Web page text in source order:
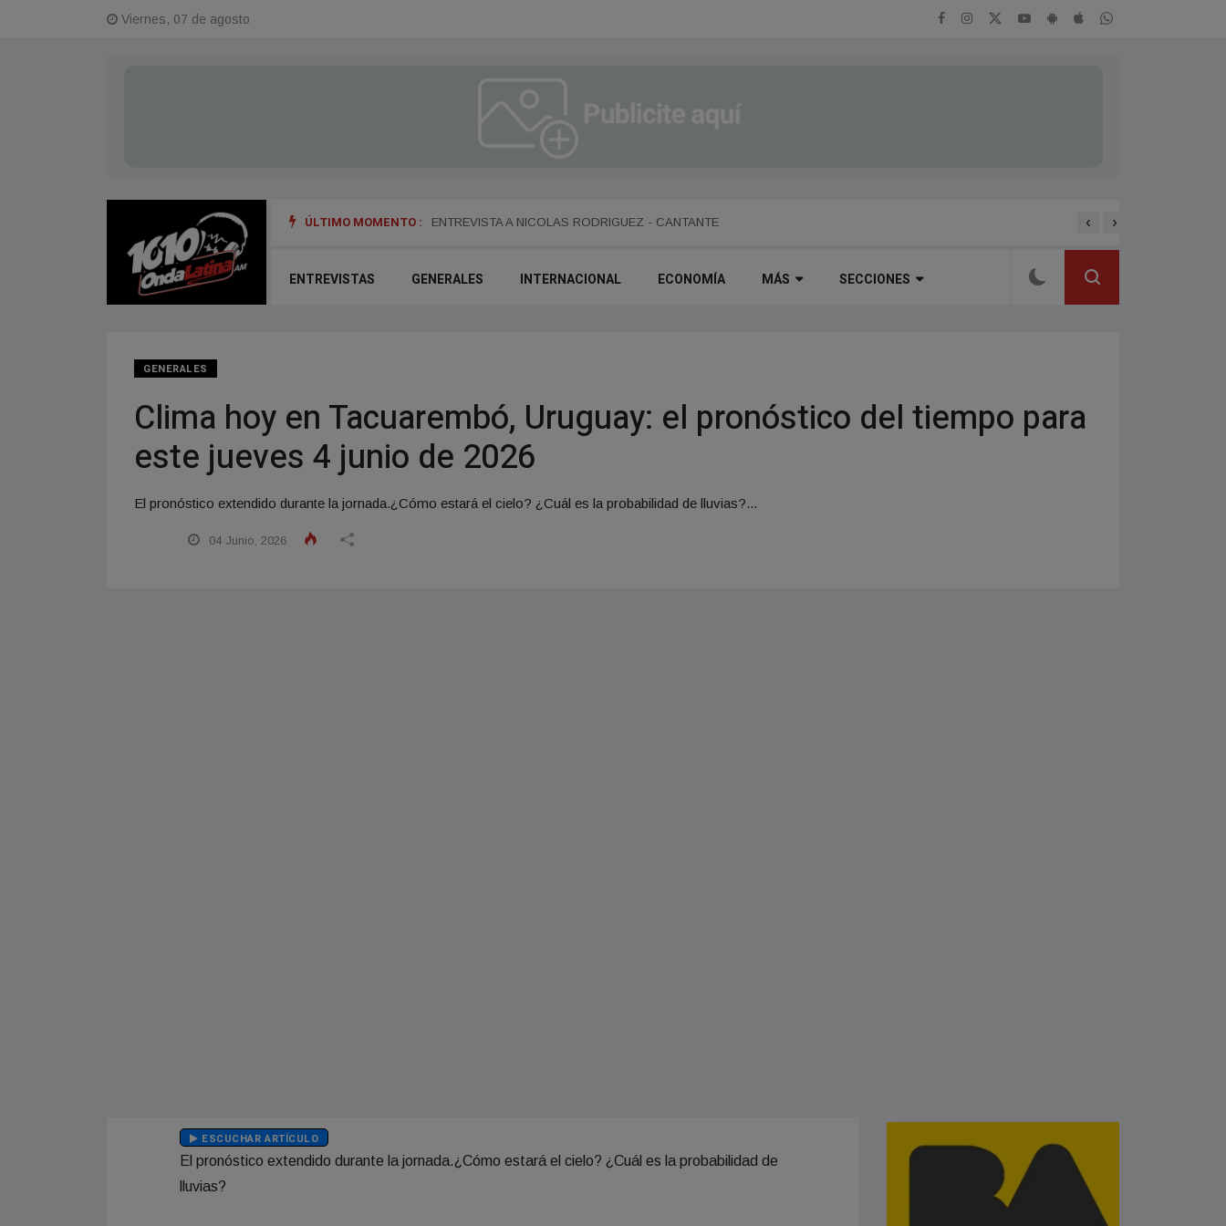
Viernes, 07 de agosto
ÚLTIMO MOMENTO : ENTREVISTA A DANIEL DARTIGUELONGUE - FUNDADOR DE LA PORTEÑA ENTREVISTA A
‹ ›
ENTREVISTAS GENERALES INTERNACIONAL ECONOMÍA MÁS SECCIONES
GENERALES
Clima hoy en Tacuarembó, Uruguay: el pronóstico del tiempo para
este jueves 4 junio de 2026
El pronóstico extendido durante la jornada.¿Cómo estará el cielo? ¿Cuál es la probabilidad de lluvias?...
04 Junio, 2026
ESCUCHAR ARTÍCULO
El pronóstico extendido durante la jornada.¿Cómo estará el cielo? ¿Cuál es la probabilidad de
lluvias?